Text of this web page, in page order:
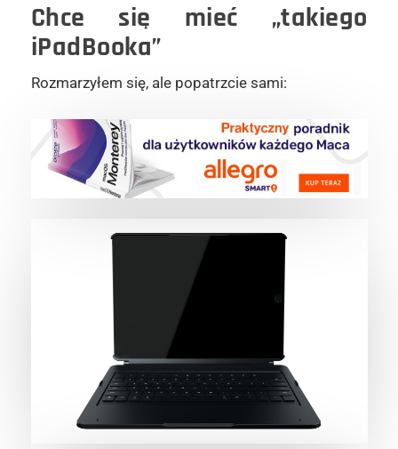
Chce się mieć „takiego
iPadBooka”
Rozmarzyłem się, ale popatrzcie sami: